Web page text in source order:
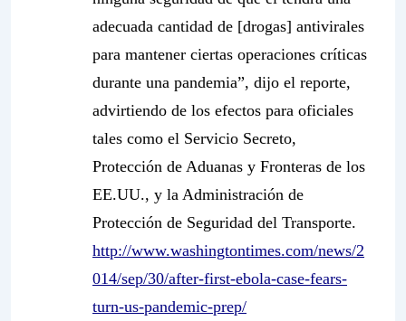
adecuada cantidad de [drogas] antivirales
para mantener ciertas operaciones críticas
durante una pandemia”, dijo el reporte,
advirtiendo de los efectos para oficiales
tales como el Servicio Secreto,
Protección de Aduanas y Fronteras de los
EE.UU., y la Administración de
Protección de Seguridad del Transporte.
http://www.washingtontimes.com/news/2
014/sep/30/after-first-ebola-case-fears-
turn-us-pandemic-prep/